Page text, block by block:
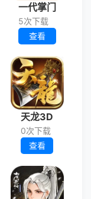
一代掌门
5次下载
查看
天龙3D
0次下载
查看